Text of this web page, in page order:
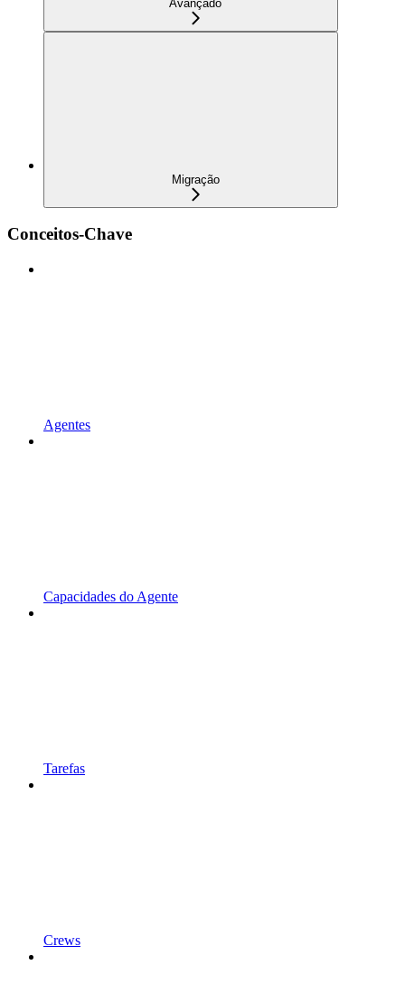
Avançado
Migração
Conceitos-Chave
Agentes
Capacidades do Agente
Tarefas
Crews